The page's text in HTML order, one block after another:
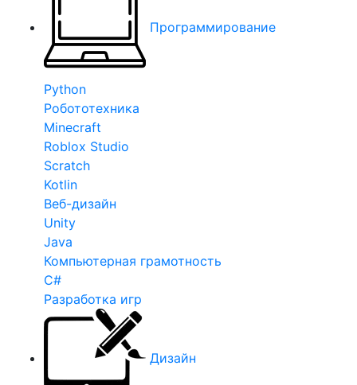
Программирование
Python
Робототехника
Minecraft
Roblox Studio
Scratch
Kotlin
Веб-дизайн
Unity
Java
Компьютерная грамотность
C#
Разработка игр
Дизайн